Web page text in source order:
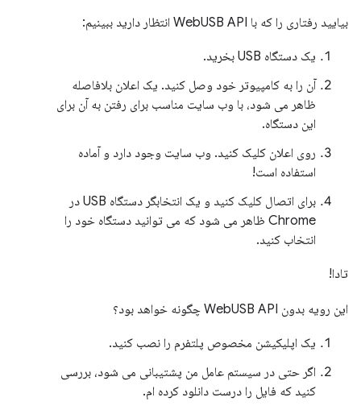
بیایید رفتاری را که با WebUSB API انتظار دارید ببینیم:
یک دستگاه USB بخرید.
آن را به کامپیوتر خود وصل کنید. یک اعلان بلافاصله
ظاهر می شود، با وب سایت مناسب برای رفتن به آن برای
این دستگاه.
روی اعلان کلیک کنید. وب سایت وجود دارد و آماده
استفاده است!
برای اتصال کلیک کنید و یک انتخابگر دستگاه USB در
Chrome ظاهر می شود که می توانید دستگاه خود را
انتخاب کنید.
تادا!
این رویه بدون WebUSB API چگونه خواهد بود؟
یک اپلیکیشن مخصوص پلتفرم را نصب کنید.
اگر حتی در سیستم عامل من پشتیبانی می شود، بررسی
کنید که فایل را درست دانلود کرده ام.